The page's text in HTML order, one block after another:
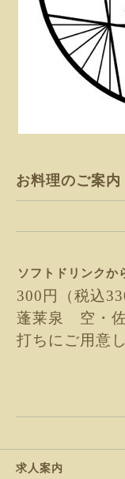
お料理のご案内
ソフトドリンクか
300円（税込
蓬莱泉 空・佐
打ちにご用意
求人案内